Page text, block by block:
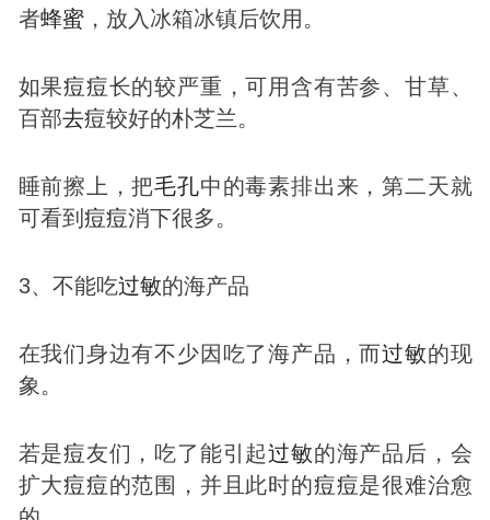
者蜂蜜，放入冰箱冰镇后饮用。
如果痘痘长的较严重，可用含有苦参、甘草、
百部去痘较好的朴芝兰。
睡前擦上，把毛孔中的毒素排出来，第二天就
可看到 痘痘消下很多。
3、不能吃过敏的海产品
在我们身边有不少因吃了海产品，而过敏的现
象。
若是痘友们，吃了能引起过敏的海产品后，会
扩大痘痘的范围，并且此时的痘痘是很难治愈